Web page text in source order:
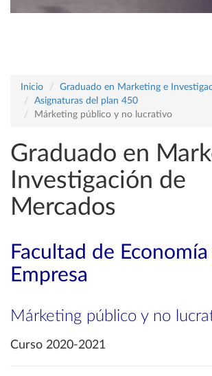
Inicio
Graduado en Marketing e
Asignaturas del plan 450
Márketing público y no lucrativo
Graduado en
Investigación de
Mercados
Facultad de Economía
Empresa
Márketing público y no
Curso 2020-2021